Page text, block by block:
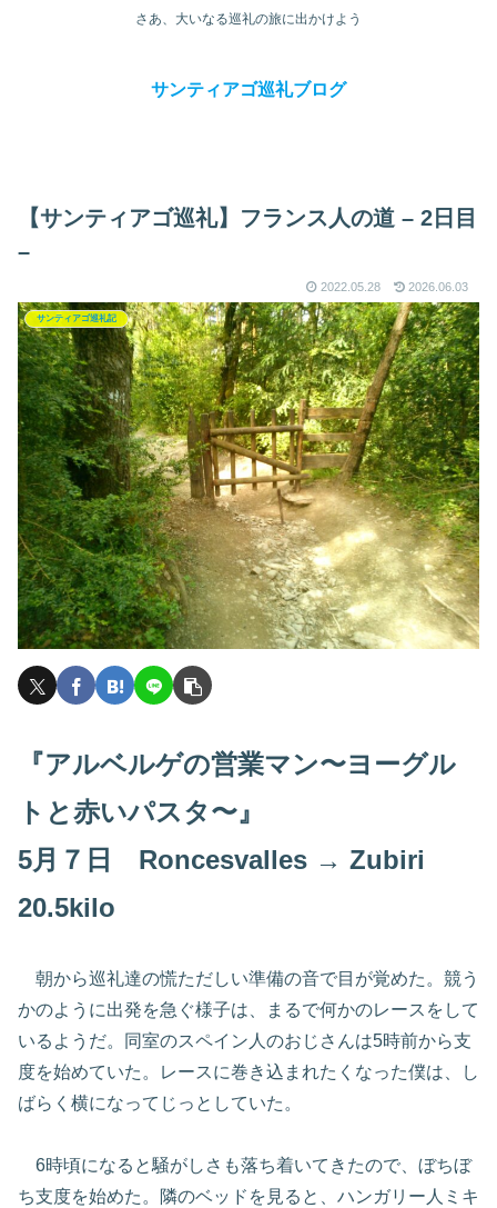
さあ、大いなる巡礼の旅に出かけよう
サンティアゴ巡礼ブログ
【サンティアゴ巡礼】フランス人の道 – 2日目
–
2022.05.28 2026.06.03
サンティアゴ巡礼記
『アルベルゲの営業マン〜ヨーグル
トと赤いパスタ〜』
5月７日 Roncesvalles → Zubiri
20.5kilo
朝から巡礼達の慌ただしい準備の音で目が覚めた。競う
かのように出発を急ぐ様子は、まるで何かのレースをして
いるようだ。同室のスペイン人のおじさんは5時前から支
度を始めていた。レースに巻き込まれたくなった僕は、し
ばらく横になってじっとしていた。
6時頃になると騒がしさも落ち着いてきたので、ぼちぼ
ち支度を始めた。隣のベッドを見ると、ハンガリー人ミキ